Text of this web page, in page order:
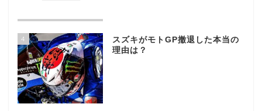
4
スズキがモトGP撤退した本当の
理由は？